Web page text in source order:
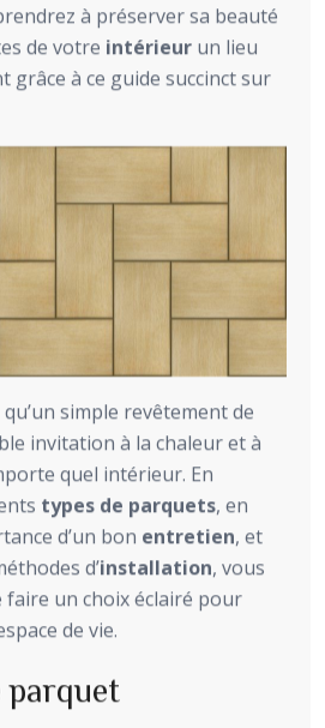
à préserver sa beauté
de votre intérieur un lieu
grâce à ce guide succinct sur
simple revêtement de
invitation à la chaleur et à
quel intérieur. En
types de parquets, en
d’un bon entretien, et
d’installation, vous
faire un choix éclairé pour
de vie.
parquet